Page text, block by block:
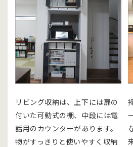
リビング収納は、上下には扉の
付いた可動式の棚、中段には電
話用のカウンターがあります。
物がすっきりと使いやすく収納